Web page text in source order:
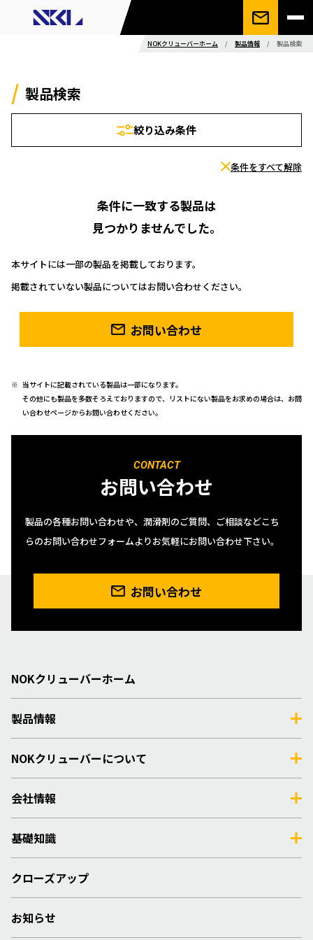
NOKクリューバーホーム / 製品情報 / 製品検索
製品検索
絞り込み条件
条件をすべて解除
条件に一致する製品は
見つかりませんでした。
本サイトには一部の製品を掲載しております。
掲載されていない製品についてはお問い合わせください。
お問い合わせ
当サイトに記載されている製品は一部になります。
その他にも製品を多数そろえておりますので、リストにない製品をお求めの場合は、お問
い合わせページからお問い合わせください。
CONTACT
お問い合わせ
製品の各種お問い合わせや、潤滑剤のご質問、ご相談などこち
らのお問い合わせフォームよりお気軽にお問い合わせ下さい。
お問い合わせ
NOKクリューバーホーム
製品情報
NOKクリューバーについて
会社情報
基礎知識
クローズアップ
お知らせ